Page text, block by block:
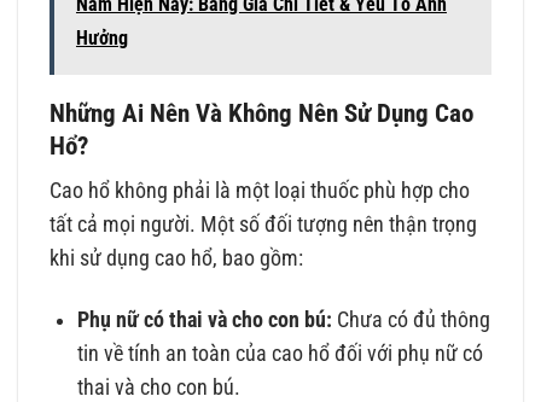
Hưởng
Những Ai Nên Và Không Nên Sử Dụng Cao
Hổ?
Cao hổ không phải là một loại thuốc phù hợp cho
tất cả mọi người. Một số đối tượng nên thận trọng
khi sử dụng cao hổ, bao gồm:
Phụ nữ có thai và cho con bú: Chưa có đủ thông
tin về tính an toàn của cao hổ đối với phụ nữ có
thai và cho con bú.